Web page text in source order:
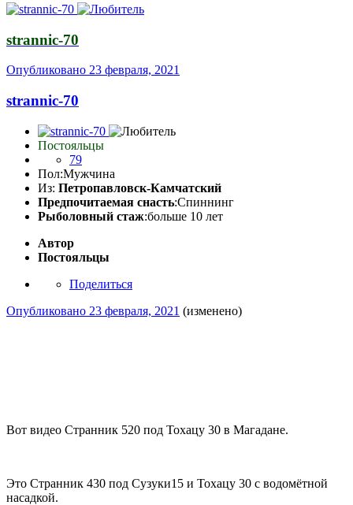
strannic-70
Опубликовано 23 февраля, 2021
strannic-70
Постояльцы
79
Пол:Мужчина
Из: Петропавловск-Камчатский
Предпочитаемая снасть:Спиннинг
Рыболовный стаж:больше 10 лет
Автор
Постояльцы
Поделиться
Опубликовано 23 февраля, 2021 (изменено)
Вот видео Странник 520 под Тохацу 30 в Магадане.
Это Странник 430 под Сузуки15 и Тохацу 30 с водомётной
насадкой.